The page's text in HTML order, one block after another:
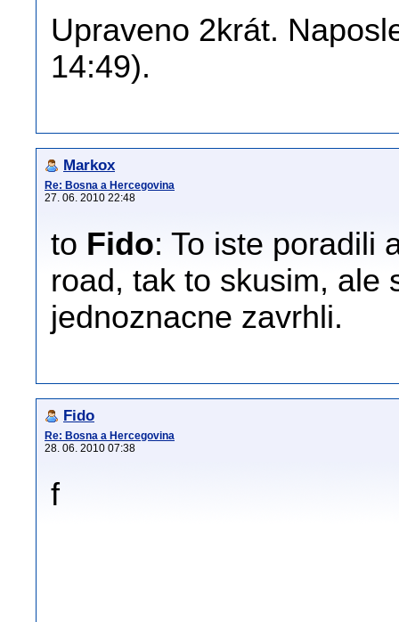
Upraveno 2krát.
14:49).
Markox
Re: Bosna a Hercegovina
27. 06. 2010 22:48
to Fido: To iste poradili
road, tak to skusim, ale
jednoznacne zavrhli.
Fido
Re: Bosna a Hercegovina
28. 06. 2010 07:38
f